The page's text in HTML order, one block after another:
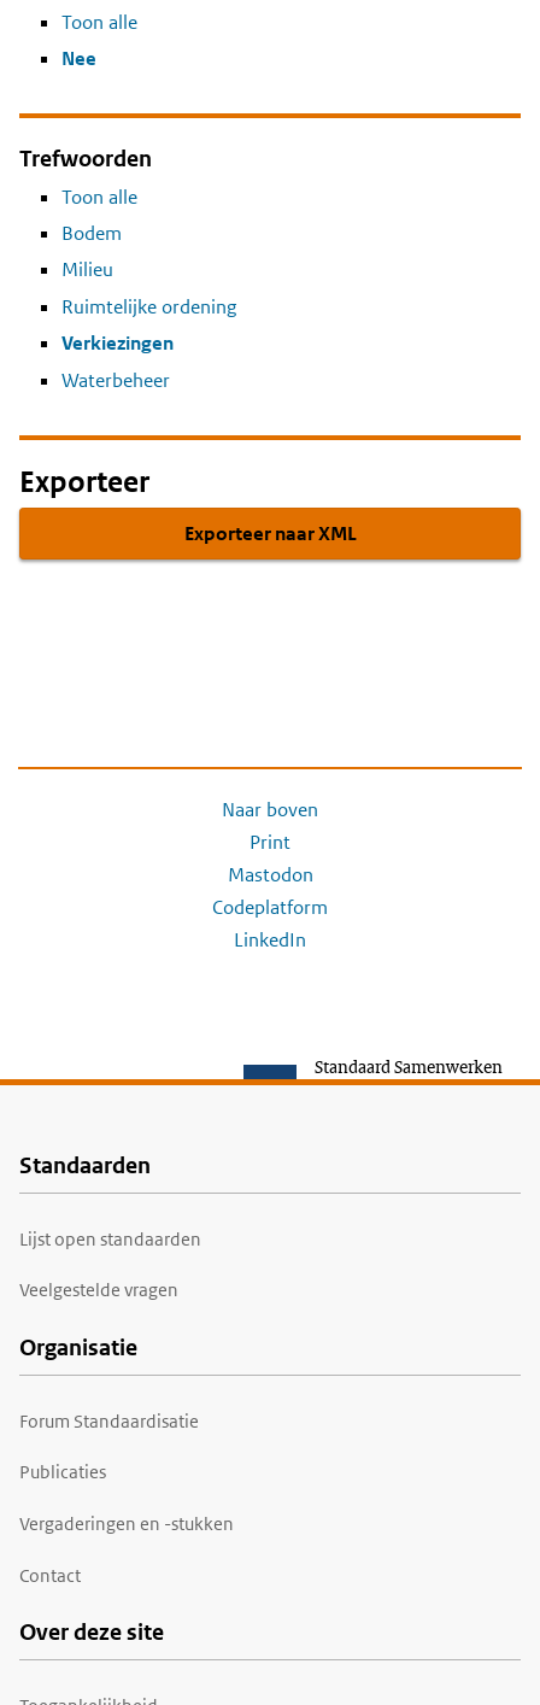
Toon alle
Nee
Trefwoorden
Toon alle
Bodem
Milieu
Ruimtelijke ordening
Verkiezingen
Waterbeheer
Exporteer
Exporteer naar XML
Naar boven
Print
Mastodon
Codeplatform
LinkedIn
Standaard Samenwerken
Voet
Standaarden
Lijst open standaarden
Veelgestelde vragen
Organisatie
Forum Standaardisatie
Publicaties
Vergaderingen en -stukken
Contact
Over deze site